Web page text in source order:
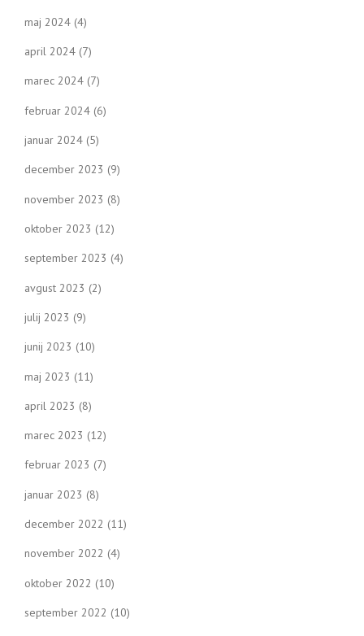
maj 2024 (4)
april 2024 (7)
marec 2024 (7)
februar 2024 (6)
januar 2024 (5)
december 2023 (9)
november 2023 (8)
oktober 2023 (12)
september 2023 (4)
avgust 2023 (2)
julij 2023 (9)
junij 2023 (10)
maj 2023 (11)
april 2023 (8)
marec 2023 (12)
februar 2023 (7)
januar 2023 (8)
december 2022 (11)
november 2022 (4)
oktober 2022 (10)
september 2022 (10)